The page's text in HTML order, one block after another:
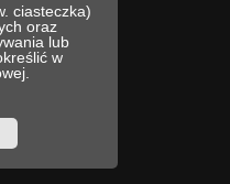
ciasteczka)
oraz
lub
w